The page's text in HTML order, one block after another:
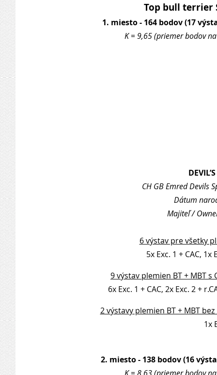
Top bull terrier
1. miesto - 164 bodov (17
K = 9,65 (priemer bodov
CH GB Emred Devils
Dátum
Majiteľ /
6 výstav pre všetky
5x Exc. 1 + CAC, 1x
9 výstav plemien BT + MBT s
6x Exc. 1 + CAC, 2x Exc. 2 +
2 výstavy plemien BT + MBT
1x
2. miesto - 138 bodov (16